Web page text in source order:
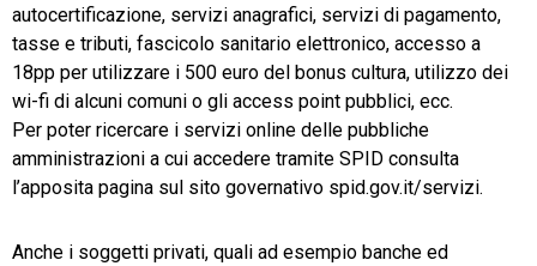
autocertificazione, servizi anagrafici, servizi di pagamento,
tasse e tributi, fascicolo sanitario elettronico, accesso a
18pp per utilizzare i 500 euro del bonus cultura, utilizzo dei
wi-fi di alcuni comuni o gli access point pubblici, ecc.
Per poter ricercare i servizi online delle pubbliche
amministrazioni a cui accedere tramite SPID consulta
l’apposita pagina sul sito governativo spid.gov.it/servizi.
Anche i soggetti privati, quali ad esempio banche ed